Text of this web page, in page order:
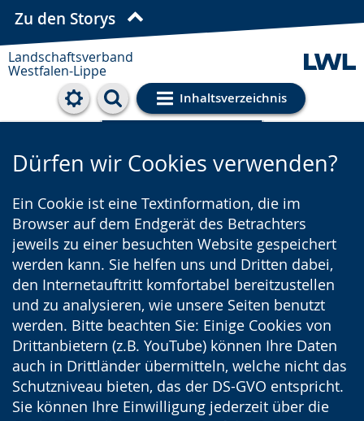
Zu den Storys
Landschaftsverband
Westfalen-Lippe
Inhaltsverzeichnis
Cookie-Einstellungen
Dürfen wir Cookies verwenden?
Ein Cookie ist eine Textinformation, die im
Browser auf dem Endgerät des Betrachters
jeweils zu einer besuchten Website gespeichert
werden kann. Sie helfen uns und Dritten dabei,
den Internetauftritt komfortabel bereitzustellen
und zu analysieren, wie unsere Seiten benutzt
werden. Bitte beachten Sie: Einige Cookies von
Drittanbietern (z.B. YouTube) können Ihre Daten
auch in Drittländer übermitteln, welche nicht das
Schutzniveau bieten, das der DS-GVO entspricht.
Sie können Ihre Einwilligung jederzeit über die